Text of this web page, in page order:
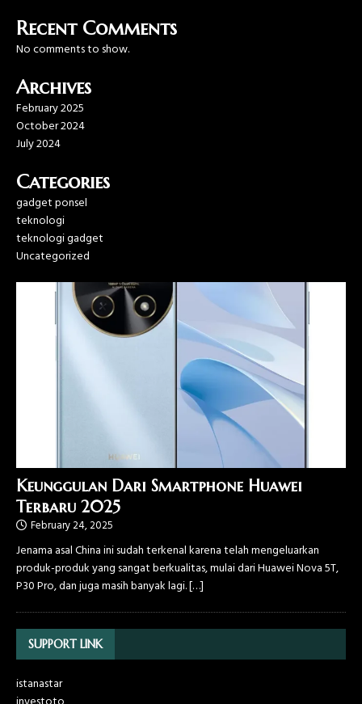
Recent Comments
No comments to show.
Archives
February 2025
October 2024
July 2024
Categories
gadget ponsel
teknologi
teknologi gadget
Uncategorized
Keunggulan Dari Smartphone Huawei
Terbaru 2025
February 24, 2025
Jenama asal China ini sudah terkenal karena telah mengeluarkan
produk-produk yang sangat berkualitas, mulai dari Huawei Nova 5T,
P30 Pro, dan juga masih banyak lagi.[…]
SUPPORT LINK
istanastar